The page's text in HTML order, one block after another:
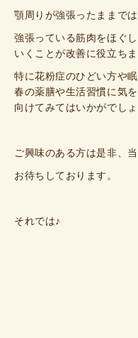
顎周りが強張ったままで
強張っている筋肉をほぐ
いくことが改善に役立ち
特に花粉症のひどい方や
春の薬膳や生活習慣に気
向けてみてはいかがでし
ご興味のある方は是非、
お待ちしております。
それでは♪